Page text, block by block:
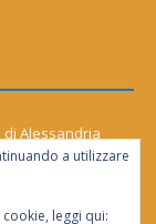
di Alessandria
dei film
a utilizzare
leggi qui: